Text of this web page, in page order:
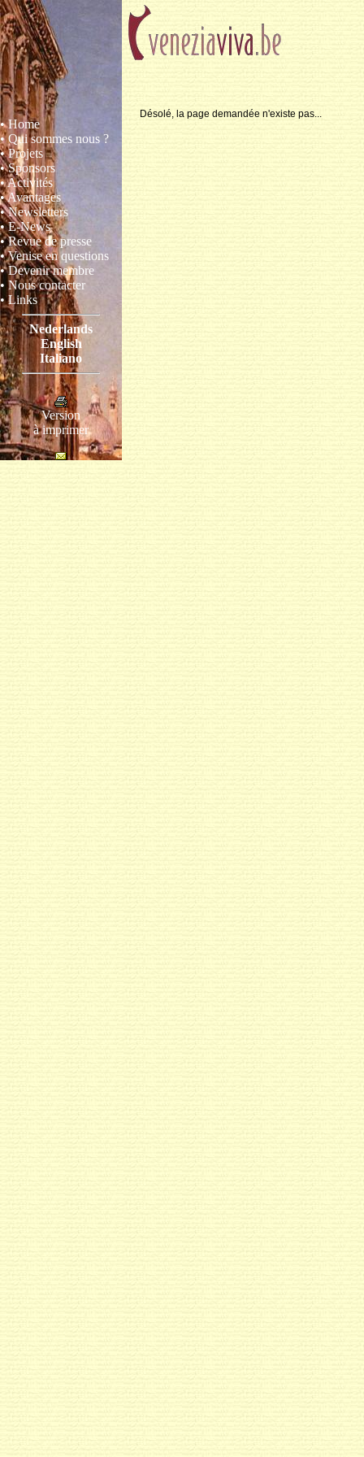
• Home
• Qui sommes nous ?
• Projets
• Sponsors
• Activités
• Avantages
• Newsletters
• E-News
• Revue de presse
• Venise en questions
• Devenir membre
• Nous contacter
• Links
Nederlands
English
Italiano
Version
à imprimer
Désolé, la page demandée n'existe pas...